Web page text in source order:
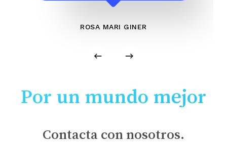
ROSA MARI GINER
Por un mundo mejor
Contacta con nosotros.